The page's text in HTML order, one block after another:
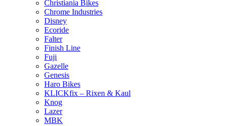
Christiania Bikes
Chrome Industries
Disney
Ecoride
Falter
Finish Line
Fuji
Gazelle
Genesis
Haro Bikes
KLICKfix – Rixen & Kaul
Knog
Lazer
MBK